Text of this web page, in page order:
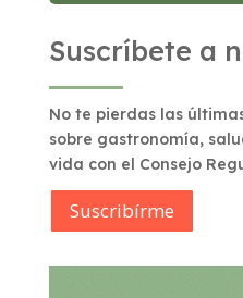
Suscríbete a
No te pierdas las
sobre gastronomía,
vida con el Consejo
Suscribírme